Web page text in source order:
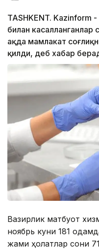
TASHKENT. Kazinform
билан
ҳақда мамлакат
қилди, деб хабар
Вазирлик матбуот
ноябрь куни 181
жами ҳолатлар сони